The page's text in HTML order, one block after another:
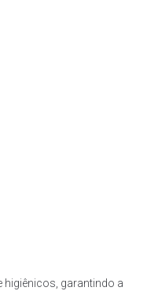
garantindo a